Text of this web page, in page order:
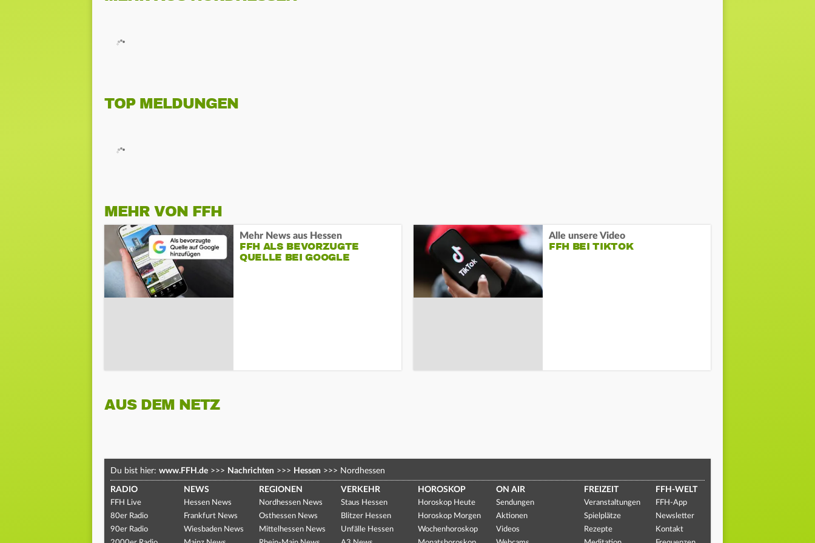
TOP MELDUNGEN
MEHR VON FFH
Mehr News aus Hessen
FFH ALS BEVORZUGTE
QUELLE BEI GOOGLE
Alle unsere Video
FFH BEI TIKTOK
AUS DEM NETZ
Du bist hier: www.FFH.de >>> Nachrichten >>> Hessen >>> Nordhessen
RADIO
FFH Live
80er Radio
90er Radio
NEWS
Hessen News
Frankfurt News
Wiesbaden News
REGIONEN
Nordhessen News
Osthessen News
Mittelhessen News
VERKEHR
Staus Hessen
Blitzer Hessen
Unfälle Hessen
HOROSKOP
Horoskop Heute
Horoskop Morgen
Wochenhoroskop
ON AIR
Sendungen
Aktionen
Videos
FREIZEIT
Veranstaltungen
Spielplätze
Rezepte
FFH-WELT
FFH-App
Newsletter
Kontakt